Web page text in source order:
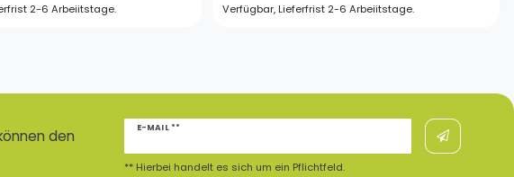
2-6 Arbeiitstage.
Verfügbar, Lieferfrist 2-6 Arbeiitstage.
den
E-MAIL **
Newsletter
** Hierbei handelt es sich um ein Pflichtfeld.